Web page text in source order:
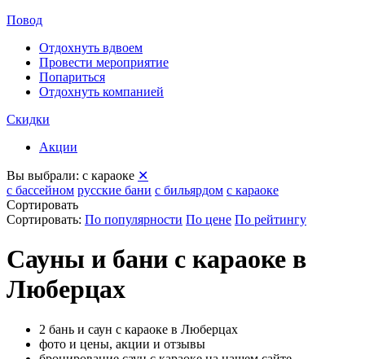
Повод
Отдохнуть вдвоем
Провести мероприятие
Попариться
Отдохнуть компанией
Скидки
Акции
Вы выбрали: с караоке ✕
с бассейном русские бани с бильярдом с караоке
Сортировать
Сортировать: По популярности По цене По рейтингу
Сауны и бани с караоке в
Люберцах
2 бань и саун с караоке в Люберцах
фото и цены, акции и отзывы